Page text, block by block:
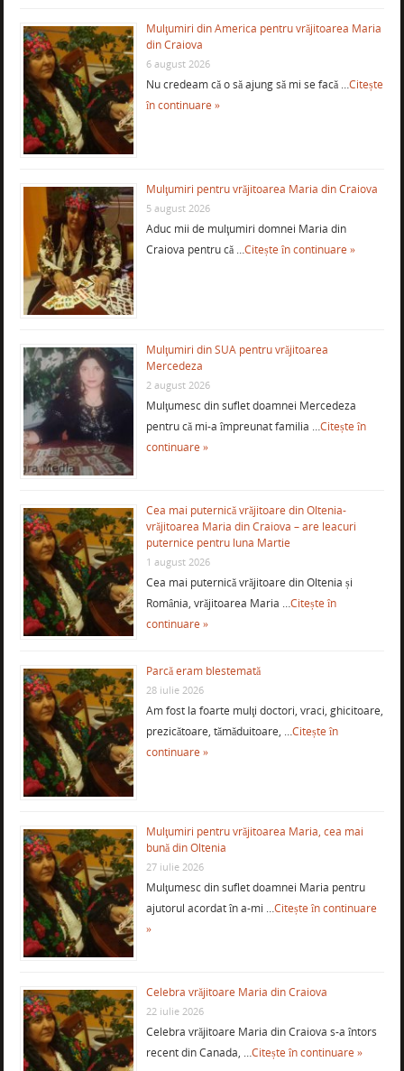
Mulţumiri din America pentru vrăjitoarea Maria
din Craiova
6 august 2026
Nu credeam că o să ajung să mi se facă …Citește
în continuare »
Mulţumiri pentru vrăjitoarea Maria din Craiova
5 august 2026
Aduc mii de mulţumiri domnei Maria din
Craiova pentru că …Citește în continuare »
Mulţumiri din SUA pentru vrăjitoarea
Mercedeza
2 august 2026
Mulţumesc din suflet doamnei Mercedeza
pentru că mi-a împreunat familia …Citește în
continuare »
Cea mai puternică vrăjitoare din Oltenia-
vrăjitoarea Maria din Craiova – are leacuri
puternice pentru luna Martie
1 august 2026
Cea mai puternică vrăjitoare din Oltenia și
România, vrăjitoarea Maria …Citește în
continuare »
Parcă eram blestemată
28 iulie 2026
Am fost la foarte mulţi doctori, vraci, ghicitoare,
prezicătoare, tămăduitoare, …Citește în
continuare »
Mulţumiri pentru vrăjitoarea Maria, cea mai
bună din Oltenia
27 iulie 2026
Mulţumesc din suflet doamnei Maria pentru
ajutorul acordat în a-mi …Citește în continuare
»
Celebra vrăjitoare Maria din Craiova
22 iulie 2026
Celebra vrăjitoare Maria din Craiova s-a întors
recent din Canada, …Citește în continuare »